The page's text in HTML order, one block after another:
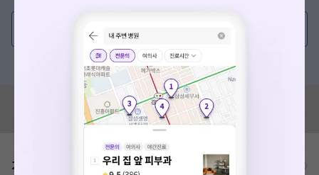
💬 무엇이든 물어보세요
혹은, 의료상담 서비스에 다양한 게시글 보러가기
혹시 잘못된 병원정보가 있나요?
모두닥 팀에 알려주세요!
가격표 비급여/급여 진료란?